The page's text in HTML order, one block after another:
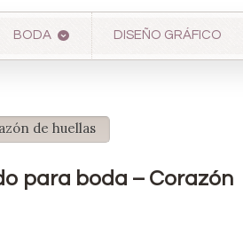
BODA DISEÑO GRÁFICO
de huellas
para boda – Corazón